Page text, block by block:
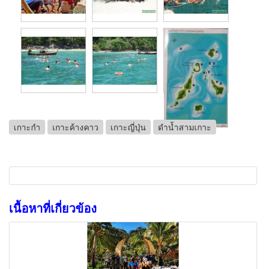
เกาะกำ เกาะค้างคาว เกาะญี่ปุ่น ดำน้ำสามเกาะ
เนื้อหาที่เกี่ยวข้อง